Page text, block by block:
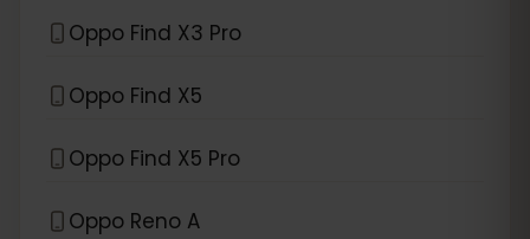
Oppo Find X3 Pro
Oppo Find X5
Oppo Find X5 Pro
Oppo Reno A